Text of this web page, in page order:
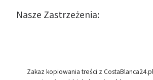
Nasze Zastrzeżenia:
Zakaz kopiowania treści z